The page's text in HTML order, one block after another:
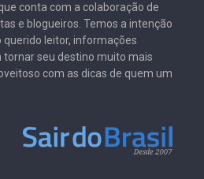
conta com a colaboração de
e blogueiros. Temos a intenção
querido leitor, informações
tornar seu destino muito mais
com as dicas de quem um